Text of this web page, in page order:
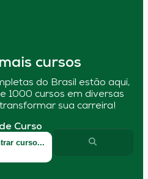
cursos
do Brasil estão aqui,
1000 cursos em diversas
sua carreira!
Curso